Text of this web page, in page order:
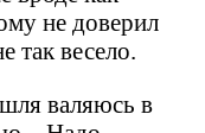
не доверил
так весело.
валяюсь в